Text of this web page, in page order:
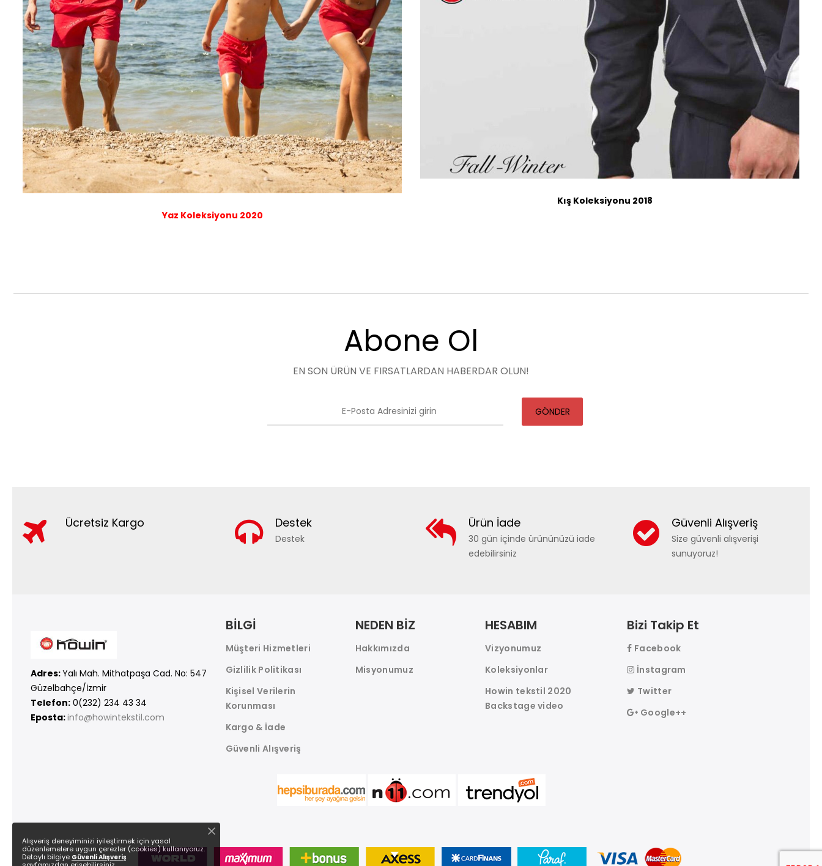
Yaz Koleksiyonu 2020
Kış Koleksiyonu 2018
Abone Ol
EN SON ÜRÜN VE FIRSATLARDAN HABERDAR OLUN!
GÖNDER
Ücretsiz Kargo Destek
Destek
Ürün İade
30 gün içinde ürününüzü iade
edebilirsiniz
Güvenli Alışveriş
Size güvenli alışverişi
sunuyoruz!
Adres:Yalı Mah. Mithatpaşa Cad. No: 547
Güzelbahçe/İzmir
Telefon: 0(232) 234 43 34
Eposta:info@howintekstil.com
BİLGİ
Müşteri Hizmetleri
Gizlilik Politikası
Kişisel Verilerin
Korunması
Kargo & İade
Güvenli Alışveriş
NEDEN BİZ
Hakkımızda
Misyonumuz
HESABIM
Vizyonumuz
Koleksiyonlar
Howin tekstil 2020
Backstage video
Bizi Takip Et
Facebook
İnstagram
Twitter
Google++
Alışveriş deneyiminizi iyileştirmek için yasal
düzenlemelere uygun çerezler (cookies) kullanıyoruz.
Detaylı bilgiye Güvenli Alışveriş